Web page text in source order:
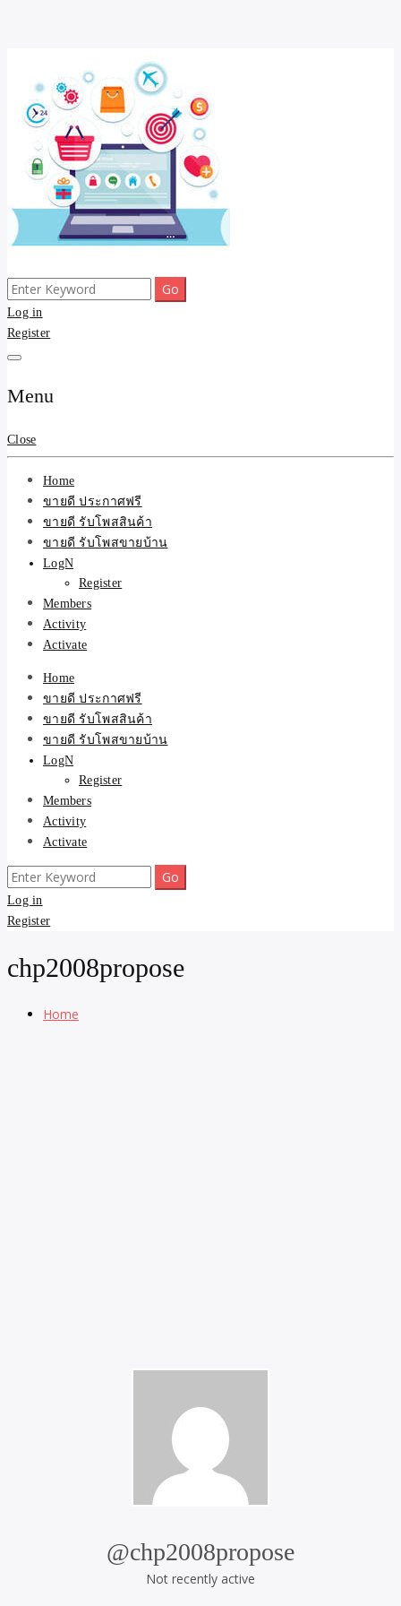
content
รับจ้างโพสต์ บ้าน ที่ดิน
อสังหา kyedee.com โพส
ขายดี ขายฟรี รับโพสขาย
สินค้าและบริการ
ขายดี โพสประกาศขายสินค้าฟรี บ้าน ที่ดิน อสังหา รับโพสต์ประกาศขาย
ของ รับรองผล ดีที่สุดถูกที่สุด ติดหน้าแรกกูเกืล
Search
for:
Log in
Register
Menu
Close
Home
ขายดี ประกาศฟรี
ขายดี รับโพสสินค้า
ขายดี รับโพสขายบ้าน
LogN
Register
Members
Activity
Activate
Home
ขายดี ประกาศฟรี
ขายดี รับโพสสินค้า
ขายดี รับโพสขายบ้าน
LogN
Register
Members
Activity
Activate
Search
for:
Log in
Register
chp2008propose
Home
@chp2008propose
Not recently active